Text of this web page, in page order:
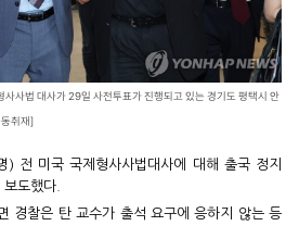
사법 대사가 29일 사전투표가 진행되고 있는 경기도 평택시 안
취재]
) 전 미국 국제형사사법대사에 대해 출국 정지
도했다.
경찰은 탄 교수가 출석 요구에 응하지 않는 등